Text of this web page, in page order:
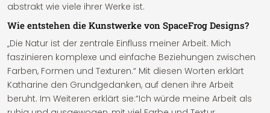
abstrakt wie viele ihrer Werke ist.
Wie entstehen die Kunstwerke von SpaceFrog Designs?
„Die Natur ist der zentrale Einfluss meiner Arbeit. Mich
faszinieren komplexe und einfache Beziehungen zwischen
Farben, Formen und Texturen.“ Mit diesen Worten erklärt
Katharine den Grundgedanken, auf denen ihre Arbeit
beruht. Im Weiteren erklärt sie:“Ich würde meine Arbeit als